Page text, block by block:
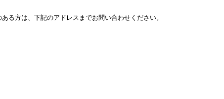
る方は、下記のアドレスまでお問い合わせください。